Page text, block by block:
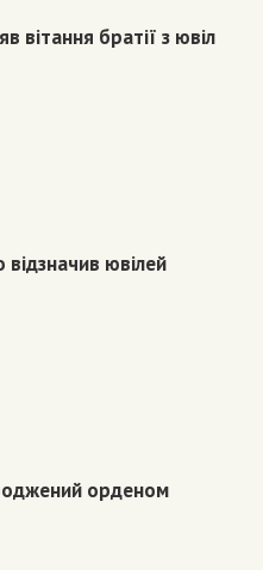
вітання братії з ювіл
ювілей
орденом